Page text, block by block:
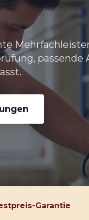
passende
Garantie